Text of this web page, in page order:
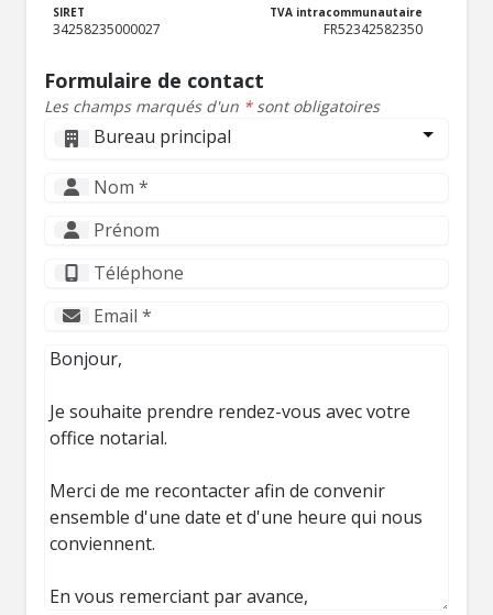
SIRET
34258235000027
TVA intracommunautaire
FR52342582350
Formulaire de contact
Les champs marqués d'un *sont obligatoires
Bureau principal